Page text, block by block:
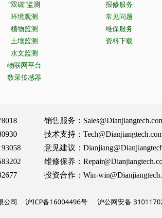
“双碳”监测
环境观测
植物监测
土壤监测
水文监测
物联网平台
数采传感器
报修服务
常见问题
维保服务
资料下载
销售服务：
技术支持：
意见建议：
维修保养：
投资合作：Win-
限公司沪ICP备16004496号 沪公网安备